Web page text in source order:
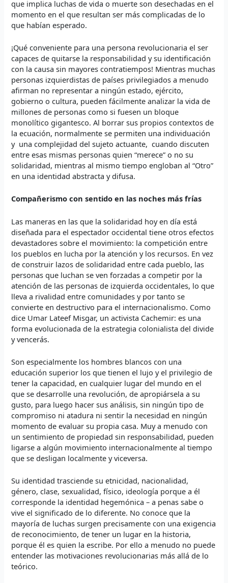
que implica luchas de vida o muerte son desechadas en el
momento en el que resultan ser más complicadas de lo
que habían esperado.
¡Qué conveniente para una persona revolucionaria el ser
capaces de quitarse la responsabilidad y su identificación
con la causa sin mayores contratiempos! Mientras muchas
personas izquierdistas de países privilegiados a menudo
afirman no representar a ningún estado, ejército,
gobierno o cultura, pueden fácilmente analizar la vida de
millones de personas como si fuesen un bloque
monolítico gigantesco. Al borrar sus propios contextos de
la ecuación, normalmente se permiten una individuación
y una complejidad del sujeto actuante, cuando discuten
entre esas mismas personas quien “merece” o no su
solidaridad, mientras al mismo tiempo engloban al “Otro”
en una identidad abstracta y difusa.
Compañerismo con sentido en las noches más frías
Las maneras en las que la solidaridad hoy en día está
diseñada para el espectador occidental tiene otros efectos
devastadores sobre el movimiento: la competición entre
los pueblos en lucha por la atención y los recursos. En vez
de construir lazos de solidaridad entre cada pueblo, las
personas que luchan se ven forzadas a competir por la
atención de las personas de izquierda occidentales, lo que
lleva a rivalidad entre comunidades y por tanto se
convierte en destructivo para el internacionalismo. Como
dice Umar Lateef Misgar, un activista Cachemir: es una
forma evolucionada de la estrategia colonialista del divide
y vencerás.
Son especialmente los hombres blancos con una
educación superior los que tienen el lujo y el privilegio de
tener la capacidad, en cualquier lugar del mundo en el
que se desarrolle una revolución, de apropiársela a su
gusto, para luego hacer sus análisis, sin ningún tipo de
compromiso ni atadura ni sentir la necesidad en ningún
momento de evaluar su propia casa. Muy a menudo con
un sentimiento de propiedad sin responsabilidad, pueden
ligarse a algún movimiento internacionalmente al tiempo
que se desligan localmente y viceversa.
Su identidad trasciende su etnicidad, nacionalidad,
género, clase, sexualidad, físico, ideología porque a él
corresponde la identidad hegemónica – a penas sabe o
vive el significado de lo diferente. No conoce que la
mayoría de luchas surgen precisamente con una exigencia
de reconocimiento, de tener un lugar en la historia,
porque él es quien la escribe. Por ello a menudo no puede
entender las motivaciones revolucionarias más allá de lo
teórico.